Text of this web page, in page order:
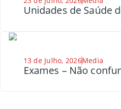
Unidades de Saúde
13 de Julho, 2026Media
Exames – Não